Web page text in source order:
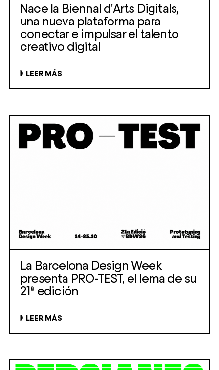
Nace la Biennal d'Arts Digitals,
una nueva plataforma para
conectar e impulsar el talento
creativo digital
LEER MÁS
La Barcelona Design Week
presenta PRO-TEST, el lema de su
21ª edición
LEER MÁS